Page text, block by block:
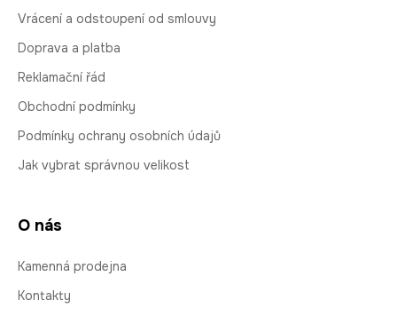
Vrácení a odstoupení od smlouvy
Doprava a platba
Reklamační řád
Obchodní podmínky
Podmínky ochrany osobních údajů
Jak vybrat správnou velikost
O nás
Kamenná prodejna
Kontakty